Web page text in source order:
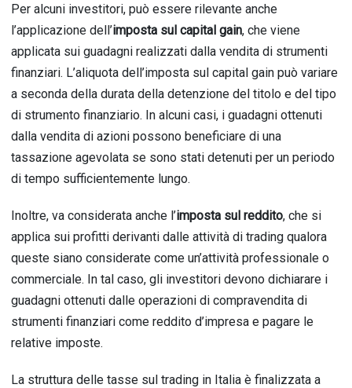
Per alcuni investitori, può essere rilevante anche
l’applicazione dell’imposta sul capital gain, che viene
applicata sui guadagni realizzati dalla vendita di strumenti
finanziari. L’aliquota dell’imposta sul capital gain può variare
a seconda della durata della detenzione del titolo e del tipo
di strumento finanziario. In alcuni casi, i guadagni ottenuti
dalla vendita di azioni possono beneficiare di una
tassazione agevolata se sono stati detenuti per un periodo
di tempo sufficientemente lungo.
Inoltre, va considerata anche l’imposta sul reddito, che si
applica sui profitti derivanti dalle attività di trading qualora
queste siano considerate come un’attività professionale o
commerciale. In tal caso, gli investitori devono dichiarare i
guadagni ottenuti dalle operazioni di compravendita di
strumenti finanziari come reddito d’impresa e pagare le
relative imposte.
La struttura delle tasse sul trading in Italia è finalizzata a